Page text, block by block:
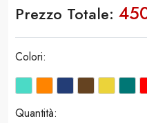
Prezzo Totale:
Colori:
Quantità: